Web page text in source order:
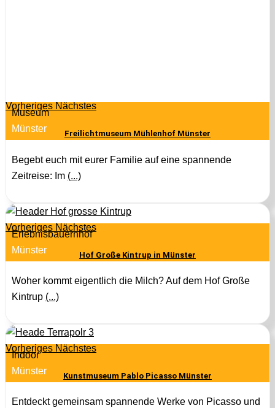
Vorheriges Nächstes
Museum
Münster
Freilichtmuseum Mühlenhof Münster
Begebt euch mit eurer Familie auf eine spannende
Zeitreise: Im (...)
Vorheriges Nächstes
Erlebnisbauernhof
Münster
Hof Große Kintrup in Münster
Woher kommt eigentlich die Milch? Auf dem Hof Große
Kintrup (...)
Vorheriges Nächstes
Indoor
Münster
Kunstmuseum Pablo Picasso Münster
Entdeckt gemeinsam spannende Werke von Picasso und